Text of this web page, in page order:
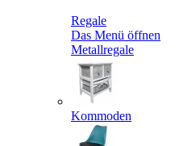
Regale
Das Menü öffnen
Metallregale
Kommoden